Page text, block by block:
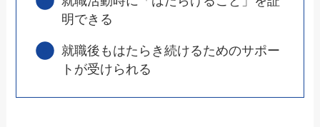
明できる
就職後もはたらき続けるためのサポー
トが受けられる